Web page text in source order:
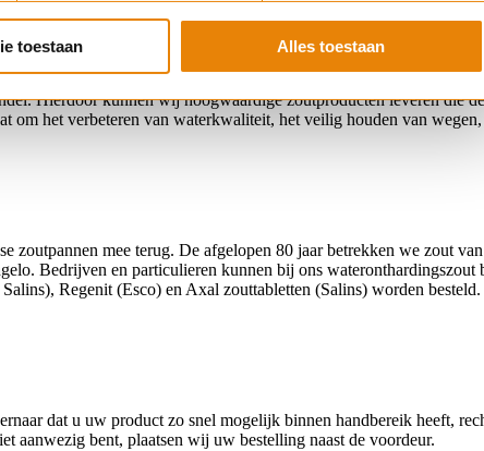
toestaan Alles toestaan
Hierdoor kunnen wij hoogwaardige zoutproducten leveren die
het verbeteren van waterkwaliteit, het veilig houden van
zoutpannen mee terug. De afgelopen 80 jaar betrekken we zout
Bedrijven en particulieren kunnen bij ons wateronthardingszout
Regenit (Esco) en Axal zouttabletten (Salins) worden
dat u uw product zo snel mogelijk binnen handbereik heeft,
aanwezig bent, plaatsen wij uw bestelling naast de voordeur.